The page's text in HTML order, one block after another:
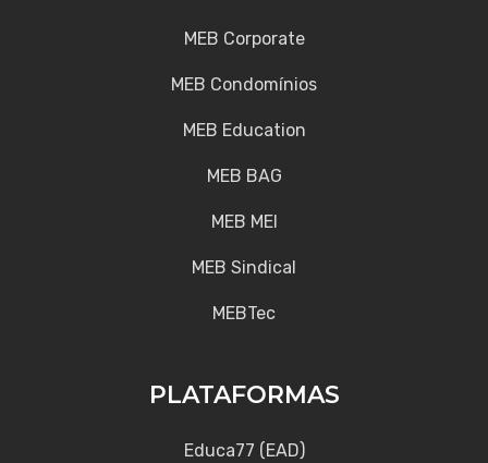
MEB Corporate
MEB Condomínios
MEB Education
MEB BAG
MEB MEI
MEB Sindical
MEBTec
PLATAFORMAS
Educa77 (EAD)